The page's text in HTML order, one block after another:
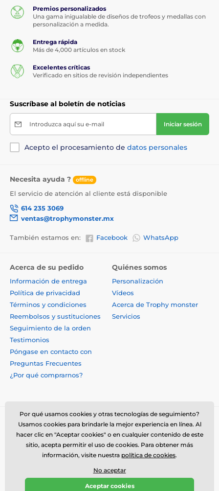
Premios personalizados
Una gama inigualable de diseños de trofeos y medallas con
personalización a medida.
Entrega rápida
Más de 4,000 artículos en stock
Excelentes críticas
Verificado en sitios de revisión independientes
Suscríbase al boletín de noticias
Introduzca aquí su e-mail Iniciar sesión
Acepto el procesamiento de datos personales
Necesita ayuda ? offline
El servicio de atención al cliente está disponible
614 235 3069
ventas@trophymonster.mx
También estamos en: Facebook WhatsApp
Acerca de su pedido
Información de entrega
Política de privacidad
Términos y condiciones
Reembolsos y sustituciones
Seguimiento de la orden
Testimonios
Póngase en contacto con
Preguntas Frecuentes
¿Por qué comprarnos?
Quiénes somos
Personalización
Vídeos
Acerca de Trophy monster
Servicios
© 2026 www.trophymonster.mx ⦁ Tienda electrónica creada por
SIMPLIA.cz
Por qué usamos cookies y otras tecnologías de seguimiento?
Usamos cookies para brindarle la mejor experiencia en línea. Al
hacer clic en "Aceptar cookies" o en cualquier contenido de este
sitio, acepta permitir el uso de cookies. Para obtener más
información, visite nuestra política de cookies.
No aceptar
Aceptar cookies